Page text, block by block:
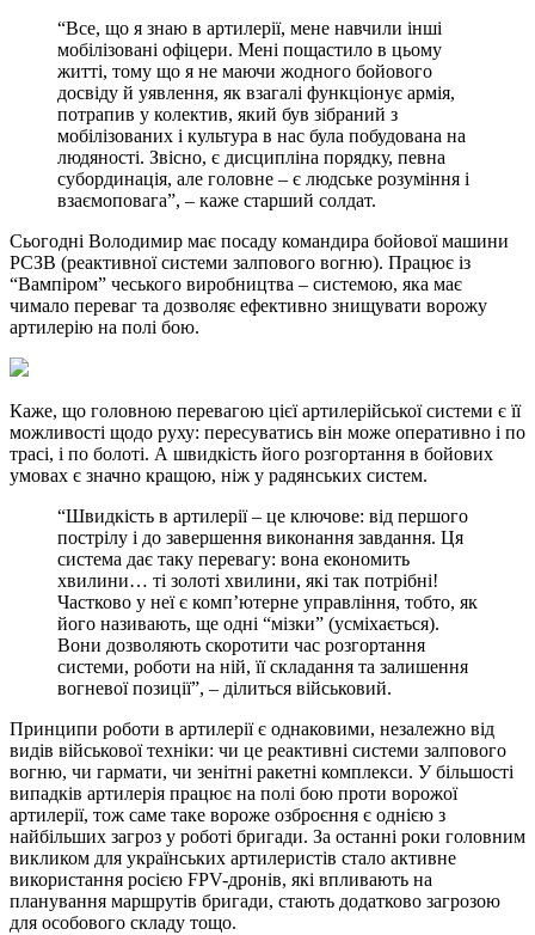
“Все, що я знаю в артилерії, мене навчили інші
мобілізовані офіцери. Мені пощастило в цьому
житті, тому що я не маючи жодного бойового
досвіду й уявлення, як взагалі функціонує армія,
потрапив у колектив, який був зібраний з
мобілізованих і культура в нас була побудована на
людяності. Звісно, є дисципліна порядку, певна
субординація, але головне – є людське розуміння і
взаємоповага”, – каже старший солдат.
Сьогодні Володимир має посаду командира бойової машини
РСЗВ (реактивної системи залпового вогню). Працює із
“Вампіром” чеського виробництва – системою, яка має
чимало переваг та дозволяє ефективно знищувати ворожу
артилерію на полі бою.
Каже, що головною перевагою цієї артилерійської системи є її
можливості щодо руху: пересуватись він може оперативно і по
трасі, і по болоті. А швидкість його розгортання в бойових
умовах є значно кращою, ніж у радянських систем.
“Швидкість в артилерії – це ключове: від першого
пострілу і до завершення виконання завдання. Ця
система дає таку перевагу: вона економить
хвилини… ті золоті хвилини, які так потрібні!
Частково у неї є комп’ютерне управління, тобто, як
його називають, ще одні “мізки” (усміхається).
Вони дозволяють скоротити час розгортання
системи, роботи на ній, її складання та залишення
вогневої позиції”, – ділиться військовий.
Принципи роботи в артилерії є однаковими, незалежно від
видів військової техніки: чи це реактивні системи залпового
вогню, чи гармати, чи зенітні ракетні комплекси. У більшості
випадків артилерія працює на полі бою проти ворожої
артилерії, тож саме таке вороже озброєння є однією з
найбільших загроз у роботі бригади. За останні роки головним
викликом для українських артилеристів стало активне
використання росією FPV-дронів, які впливають на
планування маршрутів бригади, стають додатково загрозою
для особового складу тощо.